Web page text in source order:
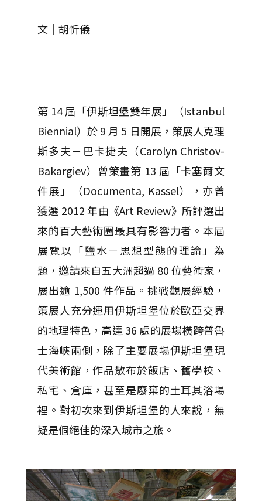
文│胡忻儀
第 14 屆「伊斯坦堡雙年展」（Istanbul
Biennial）於 9 月 5 日開展，策展人克理
斯多夫－巴卡捷夫（Carolyn Christov-
Bakargiev）曾策畫第 13 屆「卡塞爾文
件展」（Documenta, Kassel），亦曾
獲選 2012 年由《Art Review》所評選出
來的百大藝術圈最具有影響力者。本屆
展覽以「鹽水－思想型態的理論」為
題，邀請來自五大洲超過 80 位藝術家，
展出逾 1,500 件作品。挑戰觀展經驗，
策展人充分運用伊斯坦堡位於歐亞交界
的地理特色，高達 36 處的展場橫跨普魯
士海峽兩側，除了主要展場伊斯坦堡現
代美術館，作品散布於飯店、舊學校、
私宅、倉庫，甚至是廢棄的土耳其浴場
裡。對初次來到伊斯坦堡的人來說，無
疑是個絕佳的深入城市之旅。